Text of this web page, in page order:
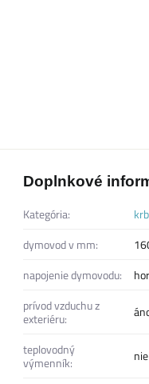
Doplnkové
Kategória:
dymovod v mm:
napojenie dymovodu:
prívod vzduchu z
exteriéru:
teplovodný
výmenník:
nie